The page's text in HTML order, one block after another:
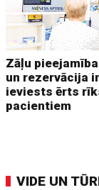
Zāļu
un rezervācija
ieviests ērts
pacientiem
VIDE UN